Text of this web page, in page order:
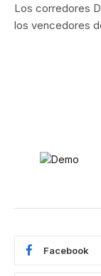
Los corredores
los vencedores
Facebook